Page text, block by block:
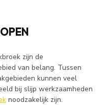
zijn de
van belang. Tussen
kunnen veel
bij slijp werkzaamheden
noodzakelijk zijn.